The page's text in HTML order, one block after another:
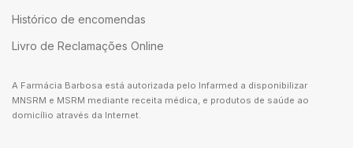
Histórico de encomendas
Livro de Reclamações Online
A Farmácia Barbosa está autorizada pelo Infarmed a disponibilizar
MNSRM e MSRM mediante receita médica, e produtos de saúde ao
domicílio através da Internet.